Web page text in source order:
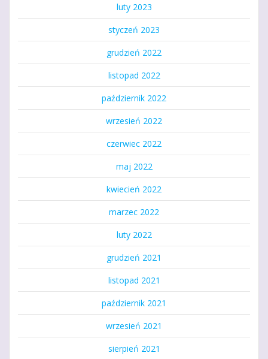
luty 2023
styczeń 2023
grudzień 2022
listopad 2022
październik 2022
wrzesień 2022
czerwiec 2022
maj 2022
kwiecień 2022
marzec 2022
luty 2022
grudzień 2021
listopad 2021
październik 2021
wrzesień 2021
sierpień 2021